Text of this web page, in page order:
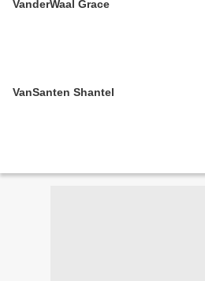
VanderWaal Grace
VanSanten Shantel